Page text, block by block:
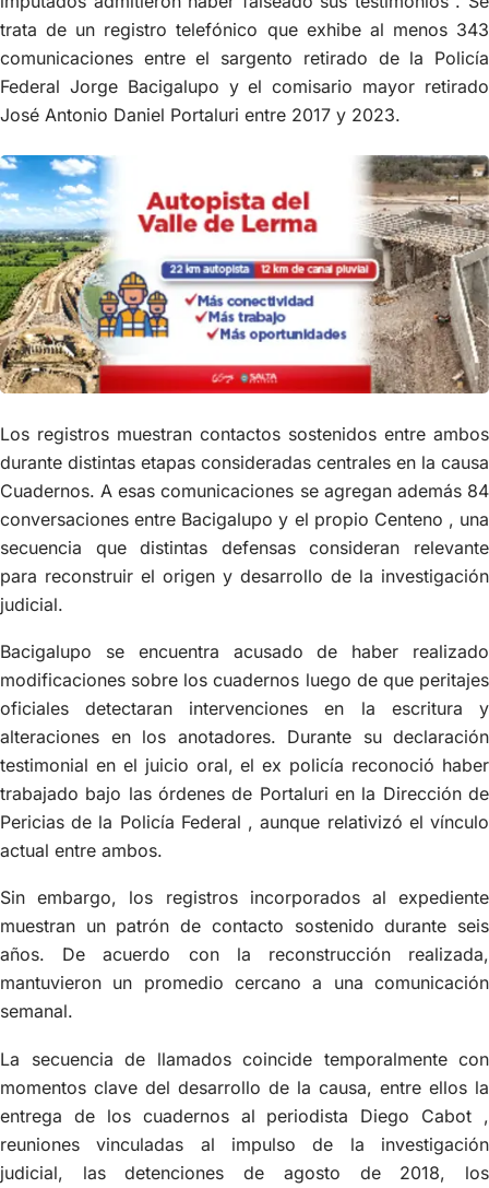
trata de un registro telefónico que exhibe al menos 343
comunicaciones entre el sargento retirado de la Policía
Federal Jorge Bacigalupo y el comisario mayor retirado
José Antonio Daniel Portaluri entre 2017 y 2023.
Los registros muestran contactos sostenidos entre ambos
durante distintas etapas consideradas centrales en la causa
Cuadernos. A esas comunicaciones se agregan además 84
conversaciones entre Bacigalupo y el propio Centeno , una
secuencia que distintas defensas consideran relevante
para reconstruir el origen y desarrollo de la investigación
judicial.
Bacigalupo se encuentra acusado de haber realizado
modificaciones sobre los cuadernos luego de que peritajes
oficiales detectaran intervenciones en la escritura y
alteraciones en los anotadores. Durante su declaración
testimonial en el juicio oral, el ex policía reconoció haber
trabajado bajo las órdenes de Portaluri en la Dirección de
Pericias de la Policía Federal , aunque relativizó el vínculo
actual entre ambos.
Sin embargo, los registros incorporados al expediente
muestran un patrón de contacto sostenido durante seis
años. De acuerdo con la reconstrucción realizada,
mantuvieron un promedio cercano a una comunicación
semanal.
La secuencia de llamados coincide temporalmente con
momentos clave del desarrollo de la causa, entre ellos la
entrega de los cuadernos al periodista Diego Cabot ,
reuniones vinculadas al impulso de la investigación
judicial, las detenciones de agosto de 2018, los